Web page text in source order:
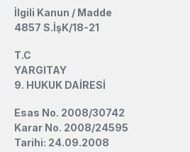
İlgili Kanun / Madde
4857 S.İşK/18-21
T.C
YARGITAY
9. HUKUK DAİRESİ
Esas No. 2008/30742
Karar No. 2008/24595
Tarihi: 24.09.2008